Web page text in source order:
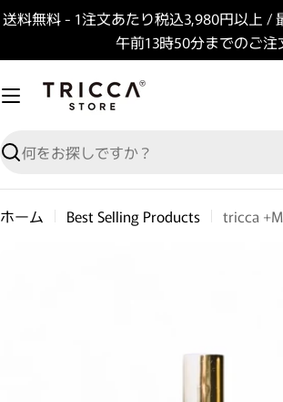
コンテンツへスキップ
送料無料 - 1注文あたり税込3,980円以上 /
午前13時50分までのご注
検索
ホーム Best Selling Products